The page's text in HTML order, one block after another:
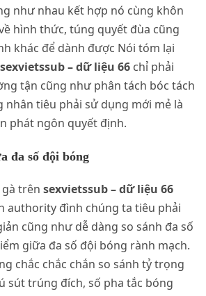
như nhau kết hợp nó cùng khôn
hình thức, túng quyết đùa cũng
khác để dành được Nói tóm lại
sexvietssub – dữ liệu 66 chỉ phải
tận cũng như phân tách bóc tách
nhân tiêu phải sử dụng mới mẻ là
phát ngôn quyết định.
đa số đội bóng
trên sexvietssub – dữ liệu 66
authority đình chúng ta tiêu phải
cũng như dễ dàng so sánh đa số
giữa đa số đội bóng rành mạch.
chắc chắc chắn so sánh tỷ trọng
sút trúng đích, số pha tắc bóng